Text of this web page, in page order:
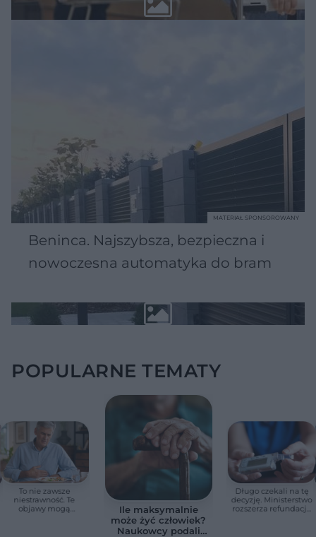
Beninca. Najszybsza, bezpieczna i
nowoczesna automatyka do bram
MATERIAŁ SPONSOROWANY
POPULARNE TEMATY
To nie zawsze
niestrawność. Te
objawy mogą
Ile maksymalnie
może żyć człowiek?
Naukowcy podali
Długo czekali na tę
decyzję. Ministerstwo
rozszerza refundację